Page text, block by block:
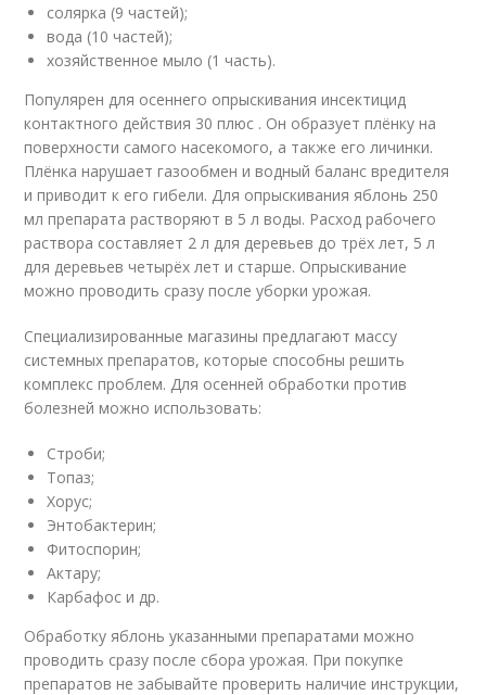
солярка (9 частей);
вода (10 частей);
хозяйственное мыло (1 часть).
Популярен для осеннего опрыскивания инсектицид
контактного действия 30 плюс . Он образует плёнку на
поверхности самого насекомого, а также его личинки.
Плёнка нарушает газообмен и водный баланс вредителя
и приводит к его гибели. Для опрыскивания яблонь 250
мл препарата растворяют в 5 л воды. Расход рабочего
раствора составляет 2 л для деревьев до трёх лет, 5 л
для деревьев четырёх лет и старше. Опрыскивание
можно проводить сразу после уборки урожая.
Специализированные магазины предлагают массу
системных препаратов, которые способны решить
комплекс проблем. Для осенней обработки против
болезней можно использовать:
Строби;
Топаз;
Хорус;
Энтобактерин;
Фитоспорин;
Актару;
Карбафос и др.
Обработку яблонь указанными препаратами можно
проводить сразу после сбора урожая. При покупке
препаратов не забывайте проверить наличие инструкции,